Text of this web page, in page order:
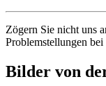
Zögern Sie nicht uns
Problemstellungen
Bilder von